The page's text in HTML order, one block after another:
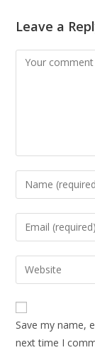
Leave a
Comment
Enter
your
name
to
comment
Enter
your
email
address
comment
Enter
your
website
URL
(optional)
Save my name,
next time I